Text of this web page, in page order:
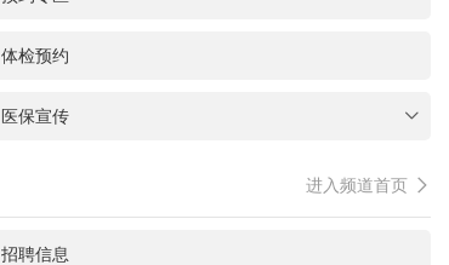
体检预约
医保宣传 
进入频道首页 
招聘信息